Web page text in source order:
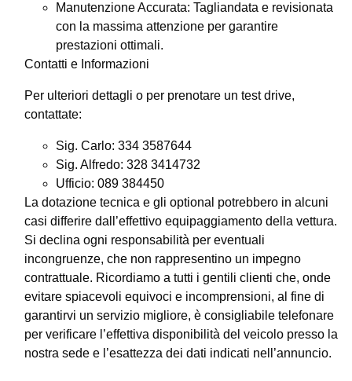
Manutenzione Accurata: Tagliandata e revisionata
con la massima attenzione per garantire
prestazioni ottimali.
Contatti e Informazioni
Per ulteriori dettagli o per prenotare un test drive,
contattate:
Sig. Carlo: 334 3587644
Sig. Alfredo: 328 3414732
Ufficio: 089 384450
La dotazione tecnica e gli optional potrebbero in alcuni
casi differire dall’effettivo equipaggiamento della vettura.
Si declina ogni responsabilità per eventuali
incongruenze, che non rappresentino un impegno
contrattuale. Ricordiamo a tutti i gentili clienti che, onde
evitare spiacevoli equivoci e incomprensioni, al fine di
garantirvi un servizio migliore, è consigliabile telefonare
per verificare l’effettiva disponibilità del veicolo presso la
nostra sede e l’esattezza dei dati indicati nell’annuncio.